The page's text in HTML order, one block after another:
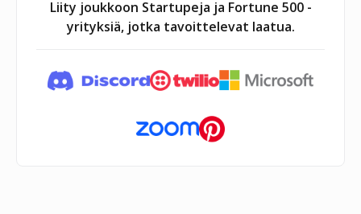
Liity joukkoon Startupeja ja Fortune 500 -
yrityksiä, jotka tavoittelevat laatua.